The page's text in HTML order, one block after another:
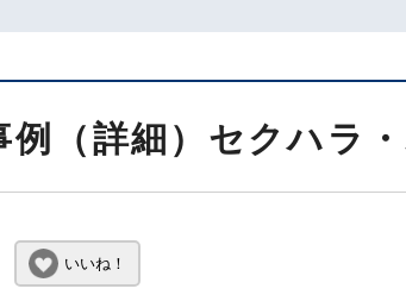
例（詳細）セクハラ
いいね！